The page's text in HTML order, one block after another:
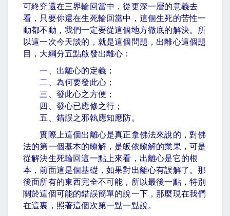
可終究還在三界輪回當中，從更深一層的意義去
看，只要你還在生死輪回當中，這個生死的苦性一
動都不動，我們一定要從這個地方徹底的解決。所
以這一次今天談的，就是這個問題，出離心這個題
目，大綱分五點啟發出離心：
一、出離心的定義；
二、為何要發此心；
三、發此心之方便；
四、發心已應修之行；
五、錯誤之邪執應知應防。
實際上這個出離心是真正拿佛法來說的，對佛
法的第一個基本的瞭解，是皈依瞭解的業果，可是
從解決生死輪回這一點上來看，出離心是它的根
本，前面這是個基礎，如果對出離心有誤解了。那
後面所有的東西完全不可能，所以最後一點，特別
關於這個可能的錯誤簡單的說一下，那麼現在我們
在這裏，照著這個次第一點一點說。